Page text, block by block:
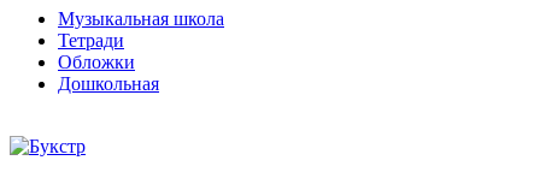
Музыкальная школа
Тетради
Обложки
Дошкольная